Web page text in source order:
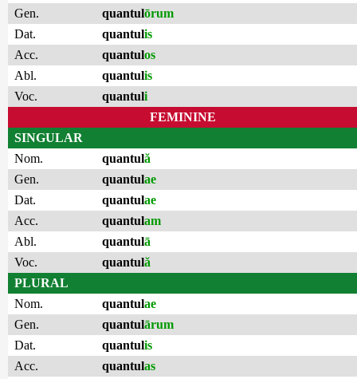
Gen.
quantulōrum
Dat.
quantulis
Acc.
quantulos
Abl.
quantulis
Voc.
quantuli
FEMININE
SINGULAR
Nom.
quantulă
Gen.
quantulae
Dat.
quantulae
Acc.
quantulam
Abl.
quantulā
Voc.
quantulă
PLURAL
Nom.
quantulae
Gen.
quantulārum
Dat.
quantulis
Acc.
quantulas